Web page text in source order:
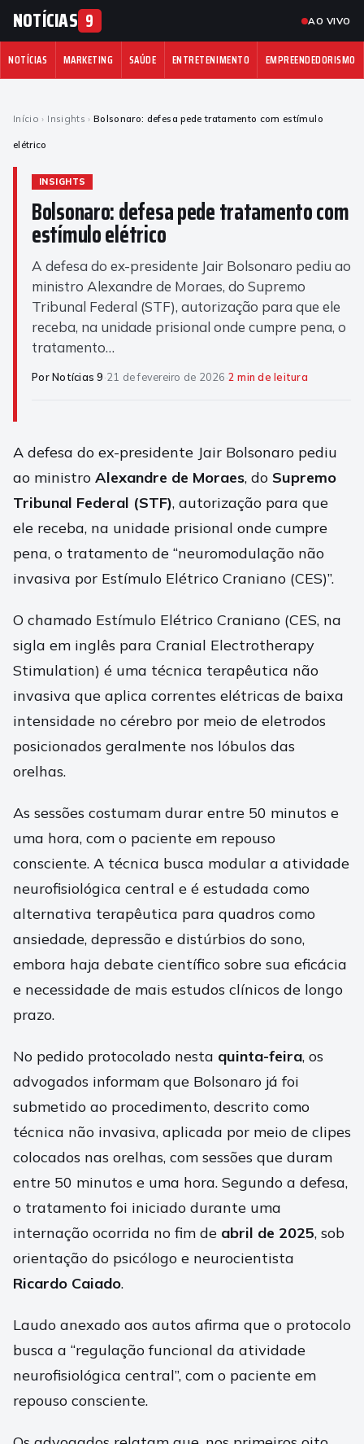
NOTÍCIAS 9 AO VIVO
NOTÍCIAS MARKETING SAÚDE ENTRETENIMENTO EMPREENDEDORISMO
Início › Insights › Bolsonaro: defesa pede tratamento com estímulo
elétrico
INSIGHTS
Bolsonaro: defesa pede tratamento com
estímulo elétrico
A defesa do ex-presidente Jair Bolsonaro pediu ao
ministro Alexandre de Moraes, do Supremo
Tribunal Federal (STF), autorização para que ele
receba, na unidade prisional onde cumpre pena, o
tratamento…
Por Notícias 9·21 de fevereiro de 2026·2 min de leitura
A defesa do ex-presidente Jair Bolsonaro pediu
ao ministro Alexandre de Moraes, do Supremo
Tribunal Federal (STF), autorização para que
ele receba, na unidade prisional onde cumpre
pena, o tratamento de “neuromodulação não
invasiva por Estímulo Elétrico Craniano (CES)”.
O chamado Estímulo Elétrico Craniano (CES, na
sigla em inglês para Cranial Electrotherapy
Stimulation) é uma técnica terapêutica não
invasiva que aplica correntes elétricas de baixa
intensidade no cérebro por meio de eletrodos
posicionados geralmente nos lóbulos das
orelhas.
As sessões costumam durar entre 50 minutos e
uma hora, com o paciente em repouso
consciente. A técnica busca modular a atividade
neurofisiológica central e é estudada como
alternativa terapêutica para quadros como
ansiedade, depressão e distúrbios do sono,
embora haja debate científico sobre sua eficácia
e necessidade de mais estudos clínicos de longo
prazo.
No pedido protocolado nesta quinta-feira, os
advogados informam que Bolsonaro já foi
submetido ao procedimento, descrito como
técnica não invasiva, aplicada por meio de clipes
colocados nas orelhas, com sessões que duram
entre 50 minutos e uma hora. Segundo a defesa,
o tratamento foi iniciado durante uma
internação ocorrida no fim de abril de 2025, sob
orientação do psicólogo e neurocientista
Ricardo Caiado.
Laudo anexado aos autos afirma que o protocolo
busca a “regulação funcional da atividade
neurofisiológica central”, com o paciente em
repouso consciente.